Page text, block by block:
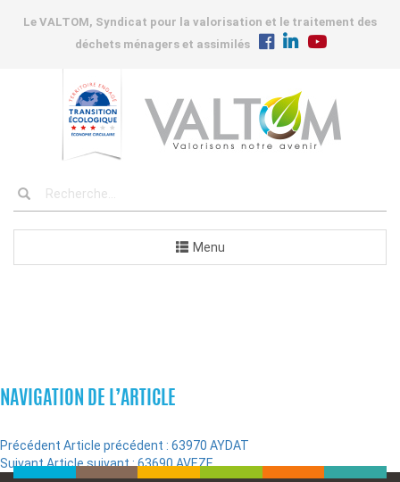
Le VALTOM, Syndicat pour la valorisation et le traitement des
déchets ménagers et assimilés
Menu
NAVIGATION DE L’ARTICLE
Précédent Article précédent : 63970 AYDAT
SuivantArticle suivant :63690 AVEZE